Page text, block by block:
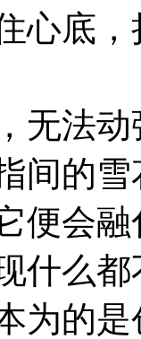
心底
无法动
间的雪
便会
什么
为的